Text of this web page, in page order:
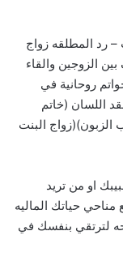
رد المطلقه زواج
الزوجين والقاء
روحانية في
اللسان (خاتم
البنت
او من تريد
حياتك الماليه
لترتقي بنفسك في